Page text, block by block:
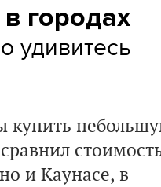
городах
удивитесь
купить
сравнил
и Каунасе, в